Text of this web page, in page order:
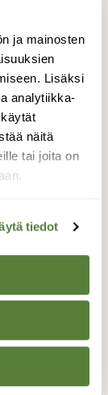
ja mainosten
Lisäksi
analytiikka-
näitä
tai joita on
tiedot
6.6.2016.